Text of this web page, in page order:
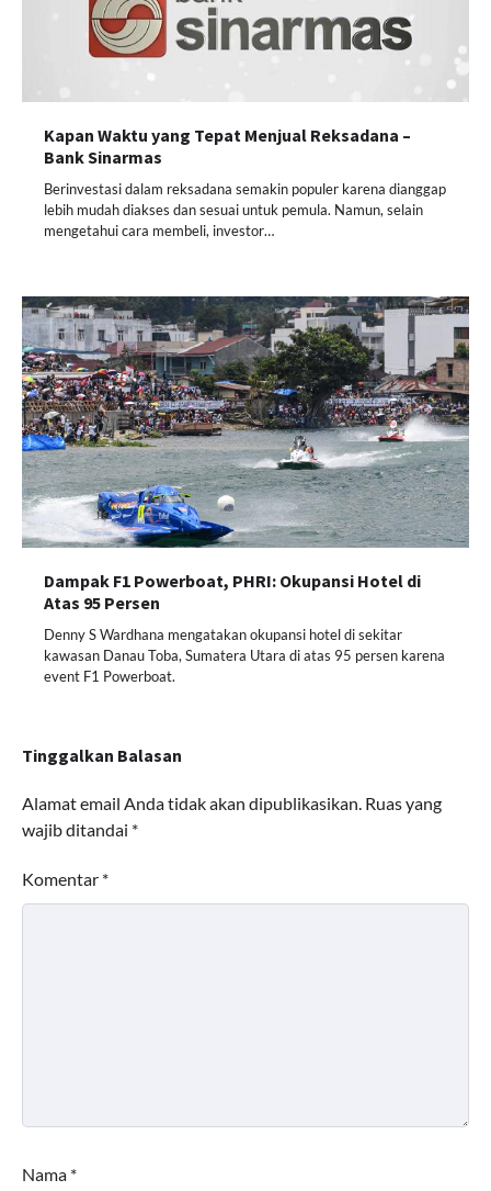
Kapan Waktu yang Tepat Menjual Reksadana –
Bank Sinarmas
Berinvestasi dalam reksadana semakin populer karena dianggap
lebih mudah diakses dan sesuai untuk pemula. Namun, selain
mengetahui cara membeli, investor…
Dampak F1 Powerboat, PHRI: Okupansi Hotel di
Atas 95 Persen
Denny S Wardhana mengatakan okupansi hotel di sekitar
kawasan Danau Toba, Sumatera Utara di atas 95 persen karena
event F1 Powerboat.
Tinggalkan Balasan
Alamat email Anda tidak akan dipublikasikan. Ruas yang
wajib ditandai *
Komentar *
Nama *